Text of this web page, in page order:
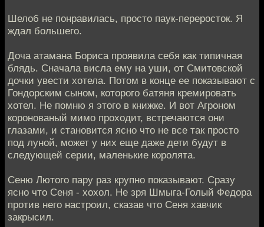
Шелоб не понравилась, просто паук-переросток. Я
ждал большего.
Доча атамана Бориса проявила себя как типичная
блядь. Сначала висла ему на уши, от Смитовской
дочки увести хотела. Потом в конце ее показывают с
Гондорским сыном, которого батяня кремировать
хотел. Не помню я этого в книжке. И вот Агроном
коронованый мимо проходит, встречаются они
глазами, и становится ясно что не все так просто
под луной, может у них еще даже дети будут в
следующей серии, маленькие королята.
Сеню Лютого пару раз крупно показывают. Сразу
ясно что Сеня - хохол. Не зря Шмыга-Голый Федора
против него настроил, сказав что Сеня хавчик
закрысил.